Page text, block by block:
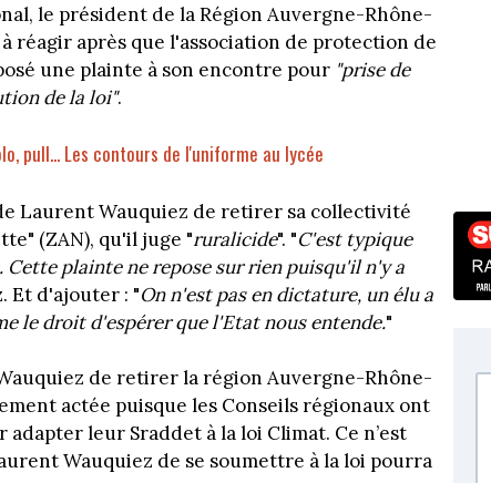
le président de la Région Auvergne-Rhône-
réagir après que l'association de protection de
une plainte à son encontre pour "prise de
de la loi".
pull... Les contours de l'uniforme au lycée
Laurent Wauquiez de retirer sa collectivité
(ZAN), qu'il juge "ruralicide". "C'est typique
plainte ne repose sur rien puisqu'il n'y a
Et d'ajouter : "On n'est pas en dictature, un élu a
le droit d'espérer que l'Etat nous entende."
de retirer la région Auvergne-Rhône-
actée puisque les Conseils régionaux ont
adapter leur Sraddet à la loi Climat. Ce n’est
Wauquiez de se soumettre à la loi pourra